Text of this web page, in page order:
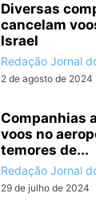
Diversas
cancelam
Israel
Redação Jornal
2 de agosto de 2024
Companhias
voos no
temores de...
Redação Jornal
29 de julho de 2024